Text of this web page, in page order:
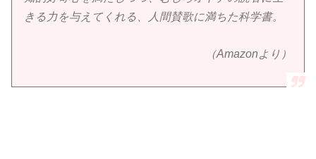
きる力を与えてくれる、人間賛歌に満ちた科学書。
（Amazonより）